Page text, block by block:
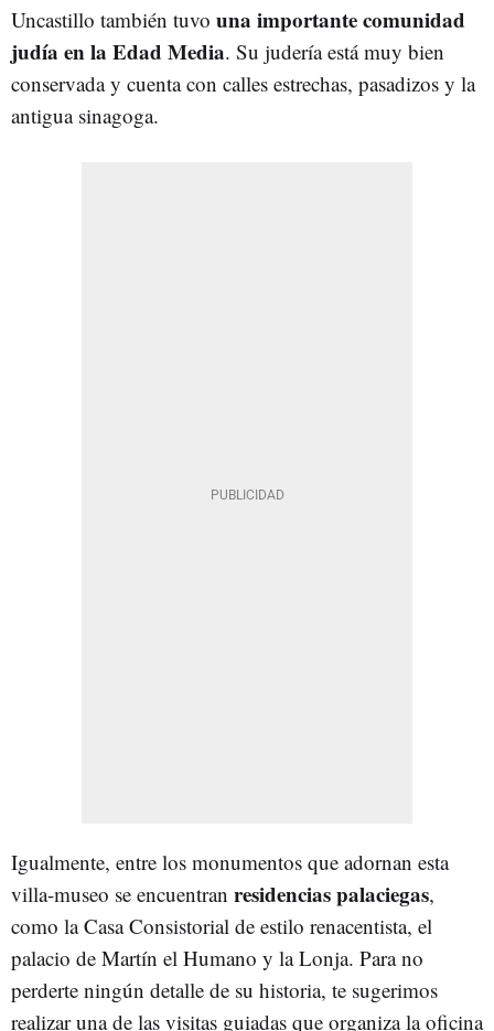
Uncastillo también tuvo una importante comunidad
judía en la Edad Media. Su judería está muy bien
conservada y cuenta con calles estrechas, pasadizos y la
antigua sinagoga.
Igualmente, entre los monumentos que adornan esta
villa-museo se encuentran residencias palaciegas,
como la Casa Consistorial de estilo renacentista, el
palacio de Martín el Humano y la Lonja. Para no
perderte ningún detalle de su historia, te sugerimos
realizar una de las visitas guiadas que organiza la oficina